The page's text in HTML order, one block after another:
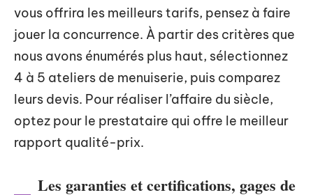
vous offrira les meilleurs tarifs, pensez à faire
jouer la concurrence. À partir des critères que
nous avons énumérés plus haut, sélectionnez
4 à 5 ateliers de menuiserie, puis comparez
leurs devis. Pour réaliser l’affaire du siècle,
optez pour le prestataire qui offre le meilleur
rapport qualité-prix.
Les garanties et certifications, gages de